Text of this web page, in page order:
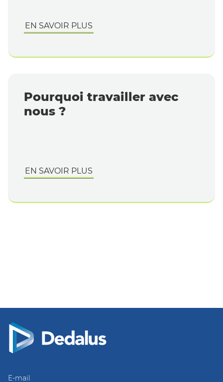
EN SAVOIR PLUS
Pourquoi travailler avec
nous ?
EN SAVOIR PLUS
E-mail